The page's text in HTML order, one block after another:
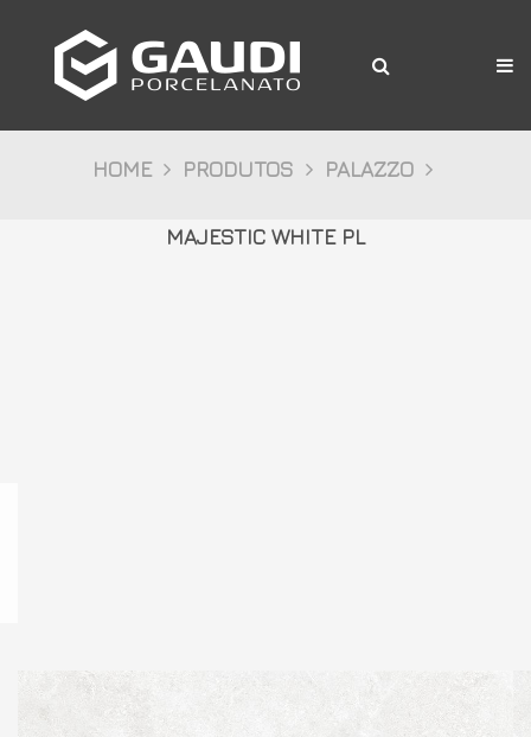
A Gaudi
Produtos
Onde comprar
HOME PRODUTOS PALAZZO
MAJESTIC WHITE PL